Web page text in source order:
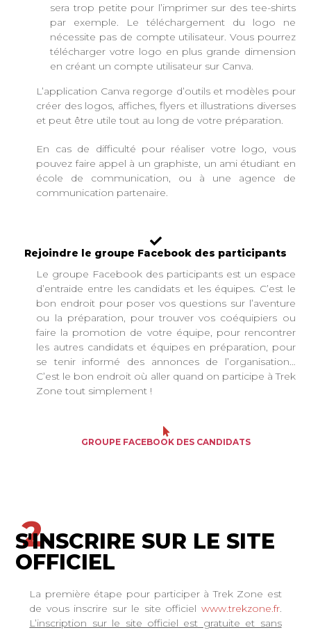
sera trop petite pour l’imprimer sur des tee-shirts
par exemple. Le téléchargement du logo ne
nécessite pas de compte utilisateur. Vous pourrez
télécharger votre logo en plus grande dimension
en créant un compte utilisateur sur Canva.
L’application Canva regorge d’outils et modèles pour
créer des logos, affiches, flyers et illustrations diverses
et peut être utile tout au long de votre préparation.
En cas de difficulté pour réaliser votre logo, vous
pouvez faire appel à un graphiste, un ami étudiant en
école de communication, ou à une agence de
communication partenaire.
Rejoindre le groupe Facebook des participants
Le groupe Facebook des participants est un espace
d’entraide entre les candidats et les équipes. C’est le
bon endroit pour poser vos questions sur l’aventure
ou la préparation, pour trouver vos coéquipiers ou
faire la promotion de votre équipe, pour rencontrer
les autres candidats et équipes en préparation, pour
se tenir informé des annonces de l’organisation…
C’est le bon endroit où aller quand on participe à Trek
Zone tout simplement !
GROUPE FACEBOOK DES CANDIDATS
2
S'INSCRIRE SUR LE SITE
OFFICIEL
La première étape pour participer à Trek Zone est
de vous inscrire sur le site officiel www.trekzone.fr.
L’inscription sur le site officiel est gratuite et sans